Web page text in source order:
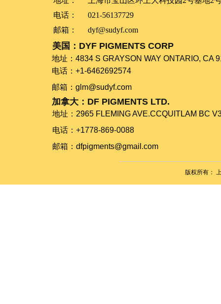
版权所有：
电话：
021-56137729
邮箱：
dyf@sudyf.com
美国：DYF PIGMENTS CORP
地址：​​​​​​​4834 S GRAYSON WAY ONTARIO, CA
电话：+1-6462692574
​​​​​​​邮箱：glm@sudyf.com
加拿大：DF PIGMENTS LTD.
地址：​​​​​​​2965 FLEMING AVE.CCQUITLAM BC
电话：+1778-869-0088
​​​​​​​邮箱：dfpigments@gmail.com